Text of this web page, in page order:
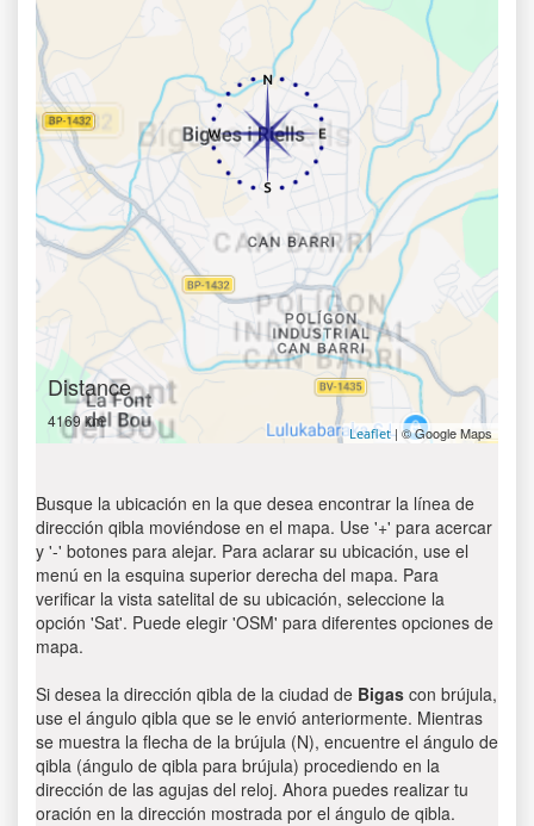
Distance
4169 km
Leaflet| © Google Maps
Busque la ubicación en la que desea encontrar la línea de
dirección qibla moviéndose en el mapa. Use '+' para acercar
y '-' botones para alejar. Para aclarar su ubicación, use el
menú en la esquina superior derecha del mapa. Para
verificar la vista satelital de su ubicación, seleccione la
opción 'Sat'. Puede elegir 'OSM' para diferentes opciones de
mapa.
Si desea la dirección qibla de la ciudad de Bigas con brújula,
use el ángulo qibla que se le envió anteriormente. Mientras
se muestra la flecha de la brújula (N), encuentre el ángulo de
qibla (ángulo de qibla para brújula) procediendo en la
dirección de las agujas del reloj. Ahora puedes realizar tu
oración en la dirección mostrada por el ángulo de qibla.